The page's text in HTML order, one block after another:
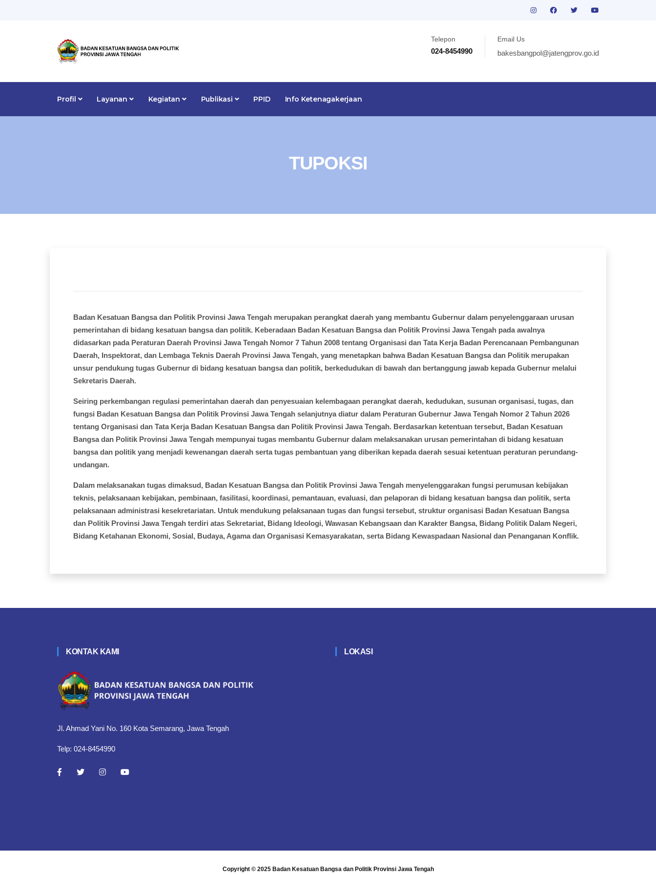
Telepon
024-8454990
Email Us
bakesbangpol@jatengprov.go.id
Profil Layanan Kegiatan Publikasi PPID Info Ketenagakerjaan
TUPOKSI
Badan Kesatuan Bangsa dan Politik Provinsi Jawa Tengah merupakan perangkat daerah yang membantu Gubernur dalam penyelenggaraan urusan
pemerintahan di bidang kesatuan bangsa dan politik. Keberadaan Badan Kesatuan Bangsa dan Politik Provinsi Jawa Tengah pada awalnya
didasarkan pada Peraturan Daerah Provinsi Jawa Tengah Nomor 7 Tahun 2008 tentang Organisasi dan Tata Kerja Badan Perencanaan Pembangunan
Daerah, Inspektorat, dan Lembaga Teknis Daerah Provinsi Jawa Tengah, yang menetapkan bahwa Badan Kesatuan Bangsa dan Politik merupakan
unsur pendukung tugas Gubernur di bidang kesatuan bangsa dan politik, berkedudukan di bawah dan bertanggung jawab kepada Gubernur melalui
Sekretaris Daerah.
Seiring perkembangan regulasi pemerintahan daerah dan penyesuaian kelembagaan perangkat daerah, kedudukan, susunan organisasi, tugas, dan
fungsi Badan Kesatuan Bangsa dan Politik Provinsi Jawa Tengah selanjutnya diatur dalam Peraturan Gubernur Jawa Tengah Nomor 2 Tahun 2026
tentang Organisasi dan Tata Kerja Badan Kesatuan Bangsa dan Politik Provinsi Jawa Tengah. Berdasarkan ketentuan tersebut, Badan Kesatuan
Bangsa dan Politik Provinsi Jawa Tengah mempunyai tugas membantu Gubernur dalam melaksanakan urusan pemerintahan di bidang kesatuan
bangsa dan politik yang menjadi kewenangan daerah serta tugas pembantuan yang diberikan kepada daerah sesuai ketentuan peraturan perundang-
undangan.
Dalam melaksanakan tugas dimaksud, Badan Kesatuan Bangsa dan Politik Provinsi Jawa Tengah menyelenggarakan fungsi perumusan kebijakan
teknis, pelaksanaan kebijakan, pembinaan, fasilitasi, koordinasi, pemantauan, evaluasi, dan pelaporan di bidang kesatuan bangsa dan politik, serta
pelaksanaan administrasi kesekretariatan. Untuk mendukung pelaksanaan tugas dan fungsi tersebut, struktur organisasi Badan Kesatuan Bangsa
dan Politik Provinsi Jawa Tengah terdiri atas Sekretariat, Bidang Ideologi, Wawasan Kebangsaan dan Karakter Bangsa, Bidang Politik Dalam Negeri,
Bidang Ketahanan Ekonomi, Sosial, Budaya, Agama dan Organisasi Kemasyarakatan, serta Bidang Kewaspadaan Nasional dan Penanganan Konflik.
KONTAK KAMI
Jl. Ahmad Yani No. 160 Kota Semarang, Jawa Tengah
Telp: 024-8454990
LOKASI
Copyright © 2025 Badan Kesatuan Bangsa dan Politik Provinsi Jawa Tengah